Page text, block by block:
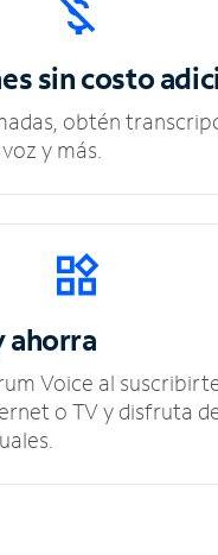
sincosto
obtén
y más.
ahorra
Voice al
o TV y disfruta